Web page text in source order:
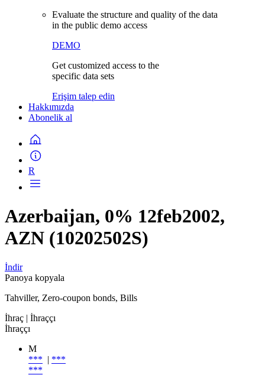
Evaluate the structure and quality of the data
in the public demo access
DEMO
Get customized access to the
specific data sets
Erişim talep edin
Hakkımızda
Abonelik al
R
Azerbaijan, 0% 12feb2002,
AZN (10202502S)
İndir
Panoya kopyala
Tahviller, Zero-coupon bonds, Bills
İhraç | İhraççı
İhraççı
M
*** | ***
***